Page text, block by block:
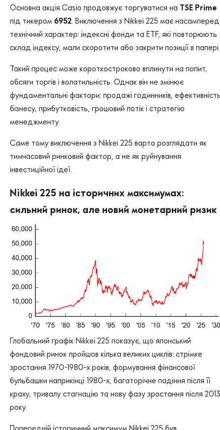
Основна акція Casio продовжує торгуватися на TSE Prime
під тикером 6952 . Виключення з Nikkei 225 має насамперед
технічний характер: індексні фонди та ETF, які повторюють
склад індексу, мали скоротити або закрити позиції в папері.
Такий процес може короткостроково вплинути на попит,
обсяги торгів і волатильність. Однак він не змінює
фундаментальні фактори: продажі годинників,
бізнесу, прибутковість, грошовий потік і стратегію
менеджменту.
Саме тому виключення з Nikkei 225 варто розглядати як
тимчасовий ринковий фактор, а не як руйнування
інвестиційної ідеї.
Nikkei 225 на історичних максимумах:
сильний ринок, але новий монетарний ризик
Глобальний графік Nikkei 225 показує, що японський
фондовий ринок пройшов кілька великих циклів: стрімке
зростання 1970-1980-х років, формування фінансової
бульбашки наприкінці 1980-х, багаторічне падіння після її
краху, тривалу стагнацію та нову фазу зростання після 2013
року.
Попередній історичний максимум Nikkei 225 був